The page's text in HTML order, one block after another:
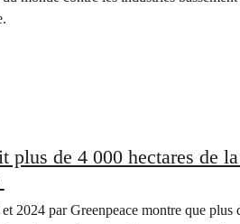
plus de 4 000 hectares de
2024 par Greenpeace montre que plus